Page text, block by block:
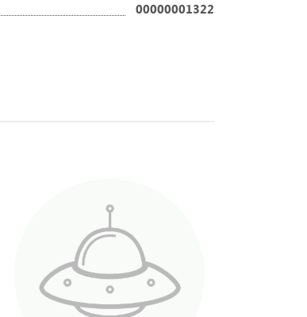
00000001322